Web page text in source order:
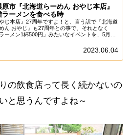
原市『北海道らーめん おやじ本店』
ラーメンを食べる時
やじ本店』27周年ですよ！と、言う訳で『北海道
ん おやじ』も27周年との事で、それとなく
ラーメン1杯500円」みたいなイベントを、5月27
ましたか？いや、こういうイベントっ...2023.06.04
の飲食店って長く続かないの
と思うんですよね～